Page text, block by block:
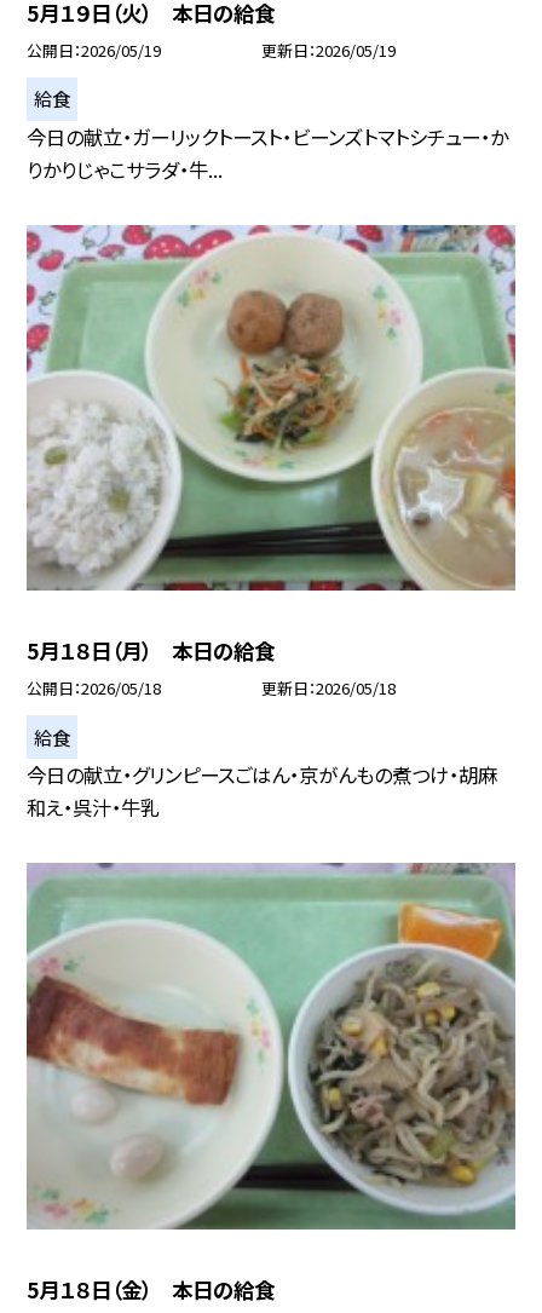
5月１９日（火） 本日の給食
公開日 2026/05/19 更新日 2026/05/19
給食
今日の献立・ガーリックトースト・ビーンズトマトシチュー・か
りかりじゃこサラダ・牛...
5月１８日（月） 本日の給食
公開日 2026/05/18 更新日 2026/05/18
給食
今日の献立・グリンピースごはん・京がんもの煮つけ・胡麻
和え・呉汁・牛乳
5月１８日（金） 本日の給食